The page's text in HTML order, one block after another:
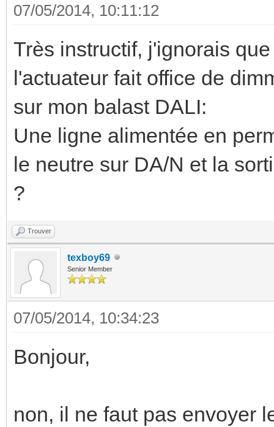
07/05/2014, 10:11:12
Très instructif, j'ignorais
l'actuateur fait office de
sur mon balast DALI:
Une ligne alimentée en
le neutre sur DA/N et la
?
Trouver
texboy69
Senior Member
07/05/2014, 10:34:23
Bonjour,
non, il ne faut pas envoyer